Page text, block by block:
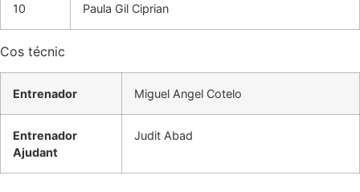
10 Paula Gil Ciprian
Cos técnic
Entrenador Miguel Angel Cotelo
Entrenador
Ajudant
Judit Abad